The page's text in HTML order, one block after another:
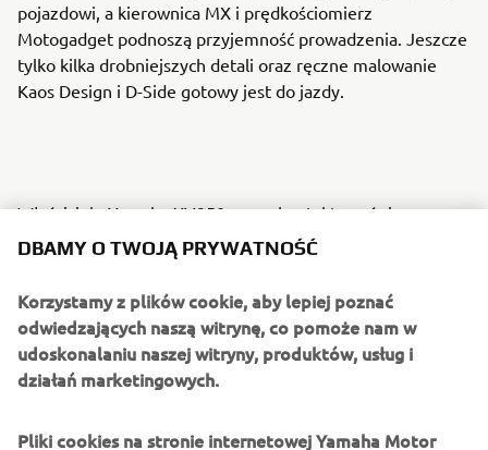
pojazdowi, a kierownica MX i prędkościomierz
Motogadget podnoszą przyjemność prowadzenia. Jeszcze
tylko kilka drobniejszych detali oraz ręczne malowanie
Kaos Design i D-Side gotowy jest do jazdy.
Właściciele Yamahy XV950 mogą kontaktować się
bezpośrednio z Deus Ex-Machina w celu zamówienia
wybranych elementów Yard Built lub też pójść na całość i
zamówić kompletny sidecar, by cieszyć się letnim słońcem
bez ograniczeń.
Szczegóły znajdują się na stronie:deuscustoms.com
DBAMY O TWOJĄ PRYWATNOŚĆ
Korzystamy z plików cookie, aby lepiej poznać
odwiedzających naszą witrynę, co pomoże nam w
udoskonalaniu naszej witryny, produktów, usług i
działań marketingowych.
Pliki cookies na stronie internetowej Yamaha Motor